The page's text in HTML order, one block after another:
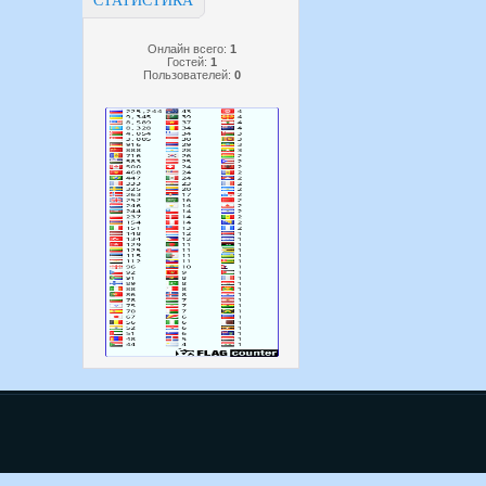
Онлайн всего: 1
Гостей: 1
Пользователей: 0